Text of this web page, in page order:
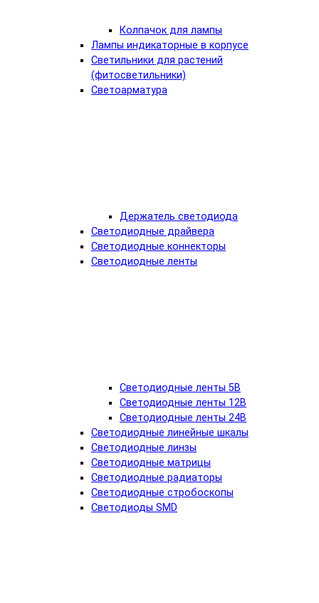
Колпачок для лампы
Лампы индикаторные в корпусе
Светильники для растений
(фитосветильники)
Светоарматура
Держатель светодиода
Светодиодные драйвера
Светодиодные коннекторы
Светодиодные ленты
Светодиодные ленты 5В
Светодиодные ленты 12В
Светодиодные ленты 24В
Светодиодные линейные шкалы
Светодиодные линзы
Светодиодные матрицы
Светодиодные радиаторы
Светодиодные стробоскопы
Светодиоды SMD